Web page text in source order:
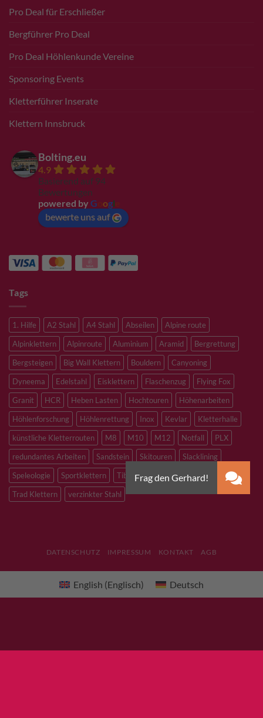
Pro Deal für Erschließer
Bergführer Pro Deal
Pro Deal Höhlenkunde Vereine
Sponsoring Events
Kletterführer Inserate
Klettern Innsbruck
Bolting.eu
4.9
Basierend auf 94
Bewertungen
powered by G ogl
bewerte uns auf
Tags
1. Hilfe A2 Stahl A4 Stahl Abseilen
Alpine route
Alpinklettern
Alpinroute Aluminium Aramid
Bergrettung
Bergsteigen
Big Wall Klettern Bouldern
Canyoning
Dyneema
Edelstahl Eisklettern Flaschenzug
Flying Fox
Granit
HCR Heben Lasten Hochtouren
Höhenarbeiten
Höhlenforschung
Höhlenrettung Inox Kevlar
Kletterhalle
künstliche Kletterrouten
M8 M10 M12 Notfall
PLX
redundantes Arbeiten
Sandstein Skitouren
Slacklining
Speleologie
Sportklettern Tibetan Bridge
Titan
Trad Klettern
verzinkter Stahl
DATENSCHUTZ IMPRESSUM KONTAKT AGB
English (Englisch) Deutsch